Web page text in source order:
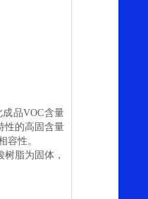
品VOC含量
性的高固含量
容性。
脂为固体，